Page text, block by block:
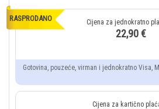
RASPRODANO
22,90 €
Gotovina, pouzeće, virman i jednokratno Visa,